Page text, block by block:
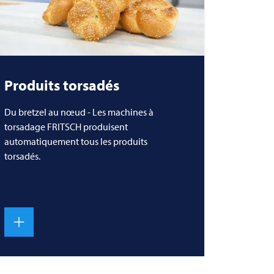
Produits torsadés
Du bretzel au nœud - Les machines à
torsadage FRITSCH produisent
automatiquement tous les produits
torsadés.